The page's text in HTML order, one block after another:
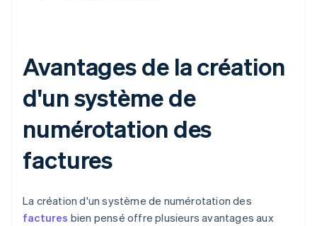
Avantages de la création
d'un système de
numérotation des
factures
La création d'un système de numérotation des
factures bien pensé offre plusieurs avantages aux